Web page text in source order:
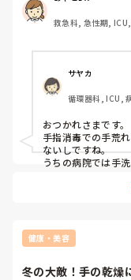
皆さん手荒れ対策ど
救急科, 急性期,
サヤカ
循環器科, ICU,
おつかれさまです。
手指消毒での手荒
ないしですね。
うちの病院では手
段が張りますがシ
健康・美容
冬の大敵！手の乾燥